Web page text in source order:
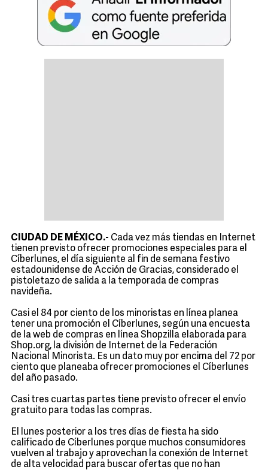
CIUDAD DE MÉXICO.- Cada vez más tiendas en Internet
tienen previsto ofrecer promociones especiales para el
Cíberlunes, el día siguiente al fin de semana festivo
estadounidense de Acción de Gracias, considerado el
pistoletazo de salida a la temporada de compras
navideña.
Casi el 84 por ciento de los minoristas en línea planea
tener una promoción el Cíberlunes, según una encuesta
de la web de compras en línea Shopzilla elaborada para
Shop.org, la división de Internet de la Federación
Nacional Minorista. Es un dato muy por encima del 72 por
ciento que planeaba ofrecer promociones el Cíberlunes
del año pasado.
Casi tres cuartas partes tiene previsto ofrecer el envío
gratuito para todas las compras.
El lunes posterior a los tres días de fiesta ha sido
calificado de Cíberlunes porque muchos consumidores
vuelven al trabajo y aprovechan la conexión de Internet
de alta velocidad para buscar ofertas que no han